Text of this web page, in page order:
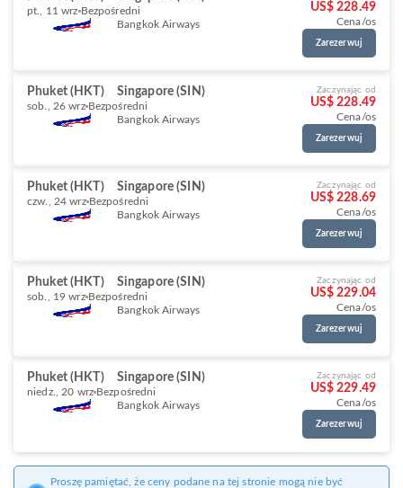
pt., 11 wrz Bezpośredni
Bangkok Airways
US$ 228.49
Cena/os
Zarezerwuj
Phuket (HKT) Singapore (SIN)
sob., 26 wrz Bezpośredni
Bangkok Airways
Zaczynając od
US$ 228.49
Cena/os
Zarezerwuj
Phuket (HKT) Singapore (SIN)
czw., 24 wrz Bezpośredni
Bangkok Airways
Zaczynając od
US$ 228.69
Cena/os
Zarezerwuj
Phuket (HKT) Singapore (SIN)
sob., 19 wrz Bezpośredni
Bangkok Airways
Zaczynając od
US$ 229.04
Cena/os
Zarezerwuj
Phuket (HKT) Singapore (SIN)
niedz., 20 wrz Bezpośredni
Bangkok Airways
Zaczynając od
US$ 229.49
Cena/os
Zarezerwuj
Proszę pamiętać, że ceny podane na tej stronie mogą nie być